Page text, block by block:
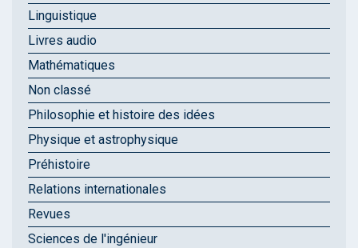
Linguistique
Livres audio
Mathématiques
Non classé
Philosophie et histoire des idées
Physique et astrophysique
Préhistoire
Relations internationales
Revues
Sciences de l'ingénieur